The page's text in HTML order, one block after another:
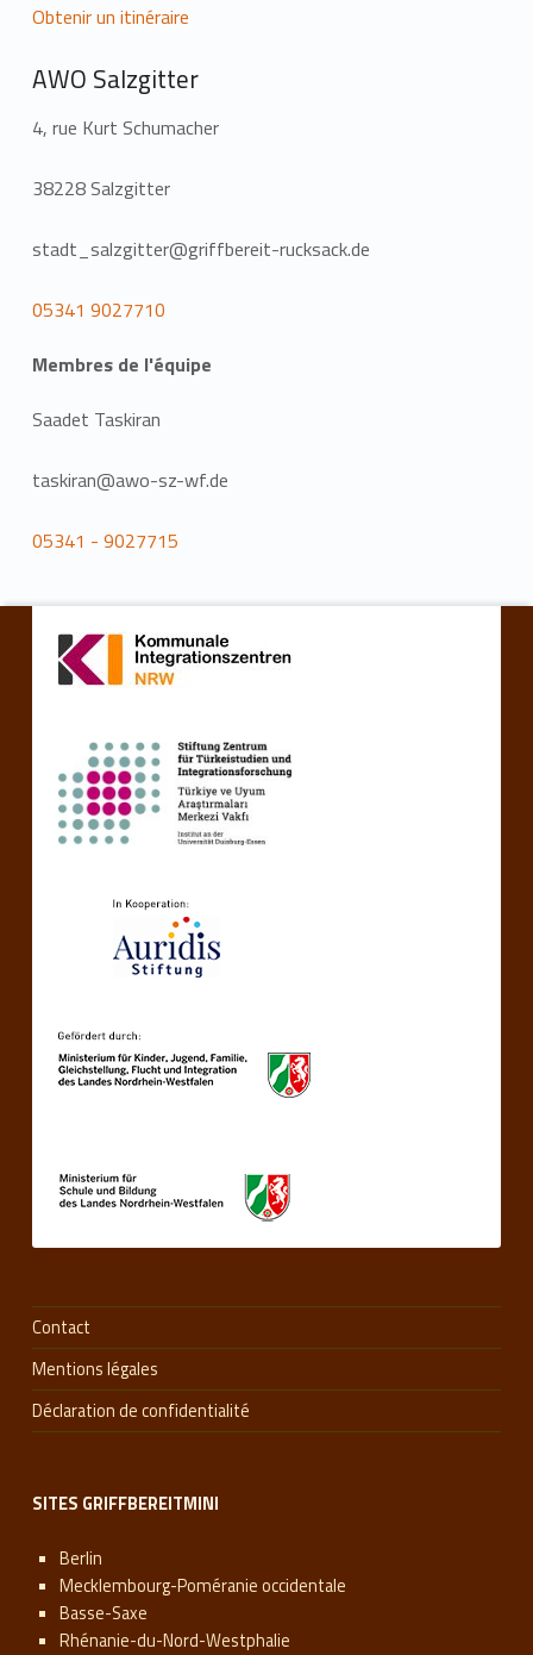
Obtenir un itinéraire
AWO Salzgitter
4, rue Kurt Schumacher
38228 Salzgitter
stadt_salzgitter@griffbereit-rucksack.de
05341 9027710
Membres de l'équipe
Saadet Taskiran
taskiran@awo-sz-wf.de
05341 - 9027715
Contact
Mentions légales
Déclaration de confidentialité
SITES GRIFFBEREITMINI
Berlin
Mecklembourg-Poméranie occidentale
Basse-Saxe
Rhénanie-du-Nord-Westphalie